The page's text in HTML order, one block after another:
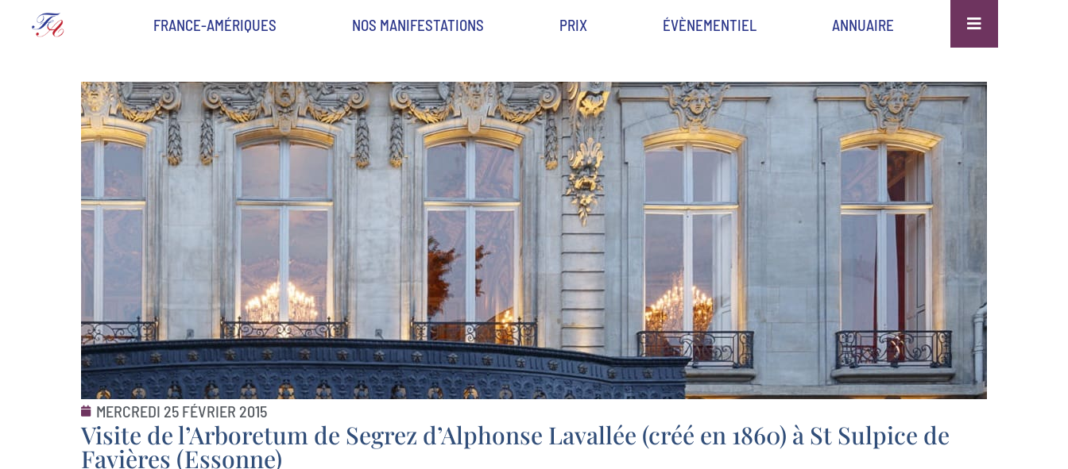
FRANCE-AMÉRIQUES NOS MANIFESTATIONS PRIX ÉVÈNEMENTIEL ANNUAIRE
MERCREDI 25 FÉVRIER 2015
Visite de l’Arboretum de Segrez d’Alphonse Lavallée (créé en 1860) à St Sulpice de
Favières (Essonne)